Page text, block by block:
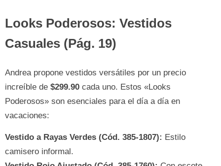
Looks Poderosos: Vestidos
Casuales (Pág. 19)
Andrea propone vestidos versátiles por un precio
increíble de $299.90 cada uno. Estos «Looks
Poderosos» son esenciales para el día a día en
vacaciones:
Vestido a Rayas Verdes (Cód. 385-1807): Estilo
camisero informal.